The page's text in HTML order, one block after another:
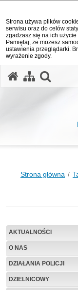
Strona używa plików
serwisu oraz do celów
zgadzasz się na ich
Pamiętaj, że możesz
ustawienia przeglądarki.
wyrażenie zgody.
Strona główna
AKTUALNOŚCI
O NAS
DZIAŁANIA POLICJI
DZIELNICOWY